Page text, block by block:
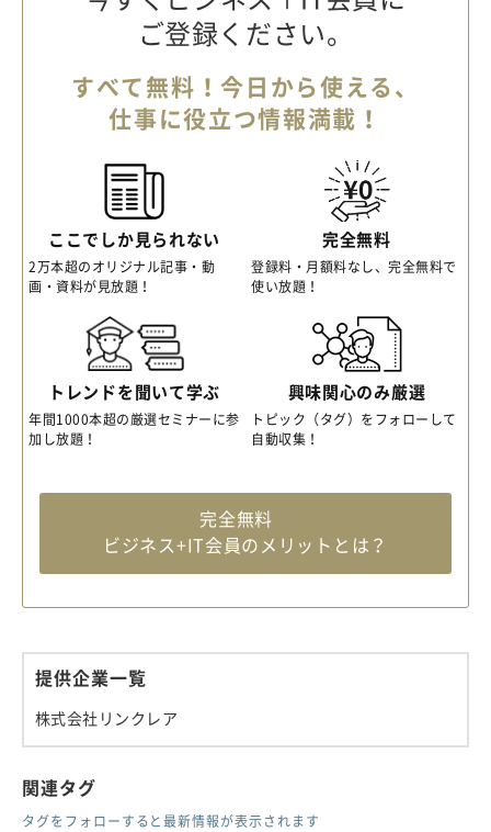
ご登録ください。
すべて無料！今日から使える、
仕事に役立つ情報満載！
ここでしか見られない
2万本超のオリジナル記事・動
画・資料が見放題！
完全無料
登録料・月額料なし、完全無料で
使い放題！
トレンドを聞いて学ぶ
年間1000本超の厳選セミナーに参
加し放題！
興味関心のみ厳選
トピック（タグ）をフォローして
自動収集！
完全無料
ビジネス+IT会員のメリットとは？
提供企業一覧
株式会社リンクレア
関連タグ
タグをフォローすると最新情報が表示されます